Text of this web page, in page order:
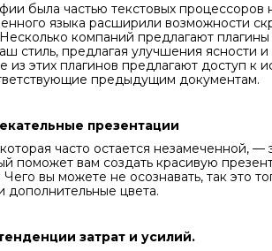
была частью текстовых процессоров
языка расширили возможности
Несколько компаний предлагают
стиль, предлагая улучшения ясности и
из этих плагинов предлагают доступ к
предыдущим документам.
презентации
часто остается незамеченной,
поможет вам создать красивую
вы можете не осознавать, так это
дополнительные цвета.
затрат и усилий.